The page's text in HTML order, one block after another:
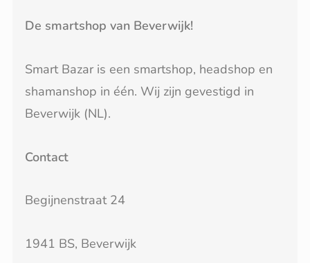
De smartshop van Beverwijk!
Smart Bazar is een smartshop, headshop en
shamanshop in één. Wij zijn gevestigd in
Beverwijk (NL).
Contact
Begijnenstraat 24
1941 BS, Beverwijk